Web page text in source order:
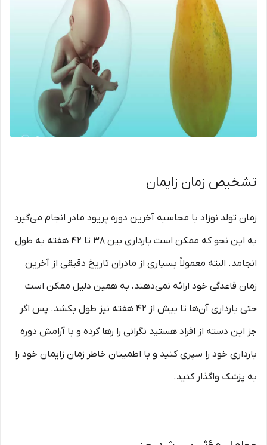
تشخیص زمان زایمان
زمان تولد نوزاد با محاسبه آخرین دوره پریود مادر انجام می‌گیرد
به این نحو که ممکن است بارداری بین 38 تا 42 هفته به طول
انجامد. البته معمولاً بسیاری از مادران تاریخ دقیقی از آخرین
زمان قاعدگی خود ارائه نمی‌دهند، به همین دلیل ممکن است
حتی بارداری آن‌ها تا بیش از 42 هفته نیز طول بکشد. پس اگر
جز این دسته از افراد هستید نگرانی را رها کرده و با آرامش دوره
بارداری خود را سپری کنید و با اطمینان خاطر زمان زایمان خود را
به پزشک واگذار کنید.